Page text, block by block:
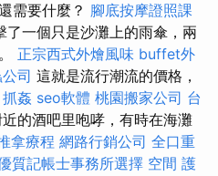
需要什麼？ 腳底按摩證照課
了一個只是沙灘上的雨傘，兩
正宗西式外燴風味 buffet外
司 這就是流行潮流的價格，
抓姦 seo軟體 桃園搬家公司 台
的酒吧里咆哮，有時在海灘
拿療程 網路行銷公司 全口重
質記帳士事務所選擇 空間 護